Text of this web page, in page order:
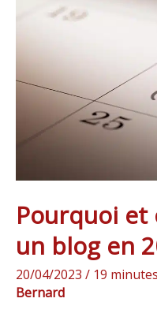
Pourquoi
un blog en
20/04/2023 / 19
Bernard
comment